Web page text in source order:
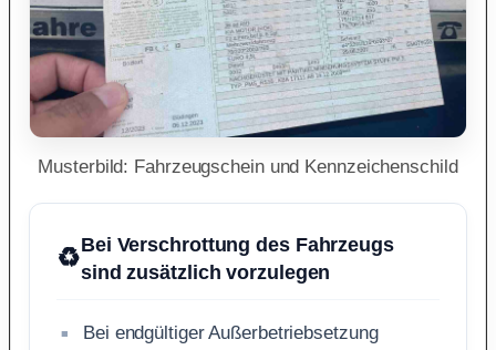
Musterbild: Fahrzeugschein und Kennzeichenschild
♻️Bei Verschrottung des Fahrzeugs
sind zusätzlich vorzulegen
Bei endgültiger Außerbetriebsetzung